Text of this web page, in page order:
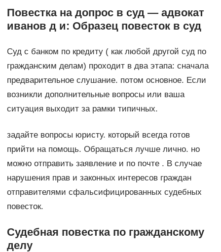
Повестка на допрос в суд — адвокат
иванов д и: Образец повесток в суд
Суд с банком по кредиту ( как любой другой суд по
гражданским делам) проходит в два этапа: сначала
предварительное слушание. потом основное. Если
возникли дополнительные вопросы или ваша
ситуация выходит за рамки типичных.
задайте вопросы юристу. который всегда готов
прийти на помощь. Обращаться лучше лично. но
можно отправить заявление и по почте . В случае
нарушения прав и законных интересов граждан
отправителями сфальсифицированных судебных
повесток.
Судебная повестка по гражданскому
делу